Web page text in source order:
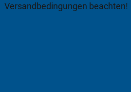
Versandbedingungen beachten!